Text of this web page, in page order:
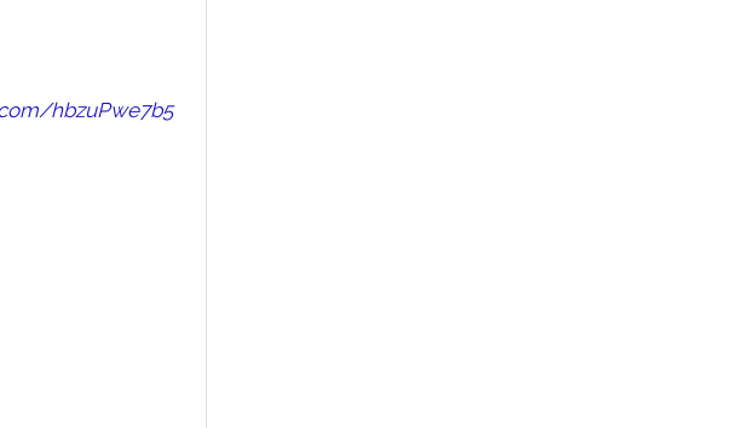
hbzuPwe7b5